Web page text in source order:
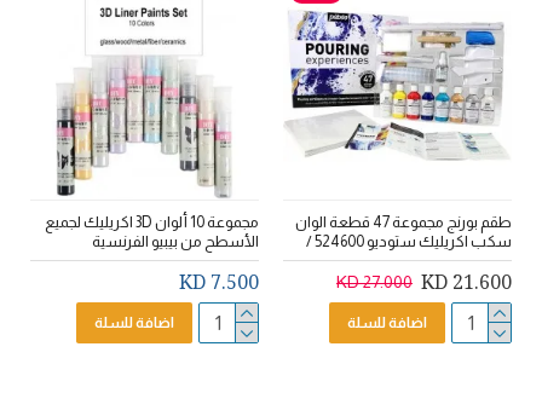
طقم بورنج مجموعة 47 قطعة الوان
سكب اكريليك ستوديو 524600 /
21.600 KD
27.000 KD
اضافة للسلة
مجموعة 10 ألوان 3D اكريليك لجميع
الأسطح من بيبيو الفرنسية
7.500 KD
اضافة للسلة